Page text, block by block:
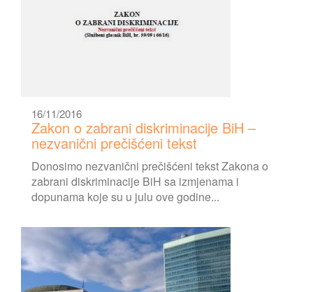
16/11/2016
Zakon o zabrani diskriminacije BiH –
nezvanični prečišćeni tekst
Donosimo nezvanični prečišćeni tekst Zakona o
zabrani diskriminacije BiH sa izmjenama i
dopunama koje su u julu ove godine...